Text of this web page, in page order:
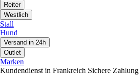
Reiter
Westlich
Stall
Hund
Versand in 24h
Outlet
Marken
Kundendienst in Frankreich Sichere Zahlung